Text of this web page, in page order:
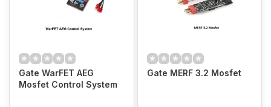
Gate WarFET AEG
Mosfet Control System
Gate MERF 3.2 Mosfet